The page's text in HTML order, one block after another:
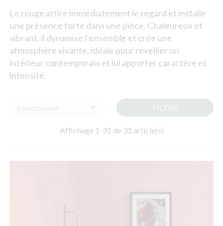
Le rouge attire immédiatement le regard et installe
une présence forte dans une pièce. Chaleureux et
vibrant, il dynamise l’ensemble et crée une
atmosphère vivante, idéale pour réveiller un
intérieur contemporain et lui apporter caractère et
intensité.
FILTRE
Affichage 1-31 de 31 article(s)